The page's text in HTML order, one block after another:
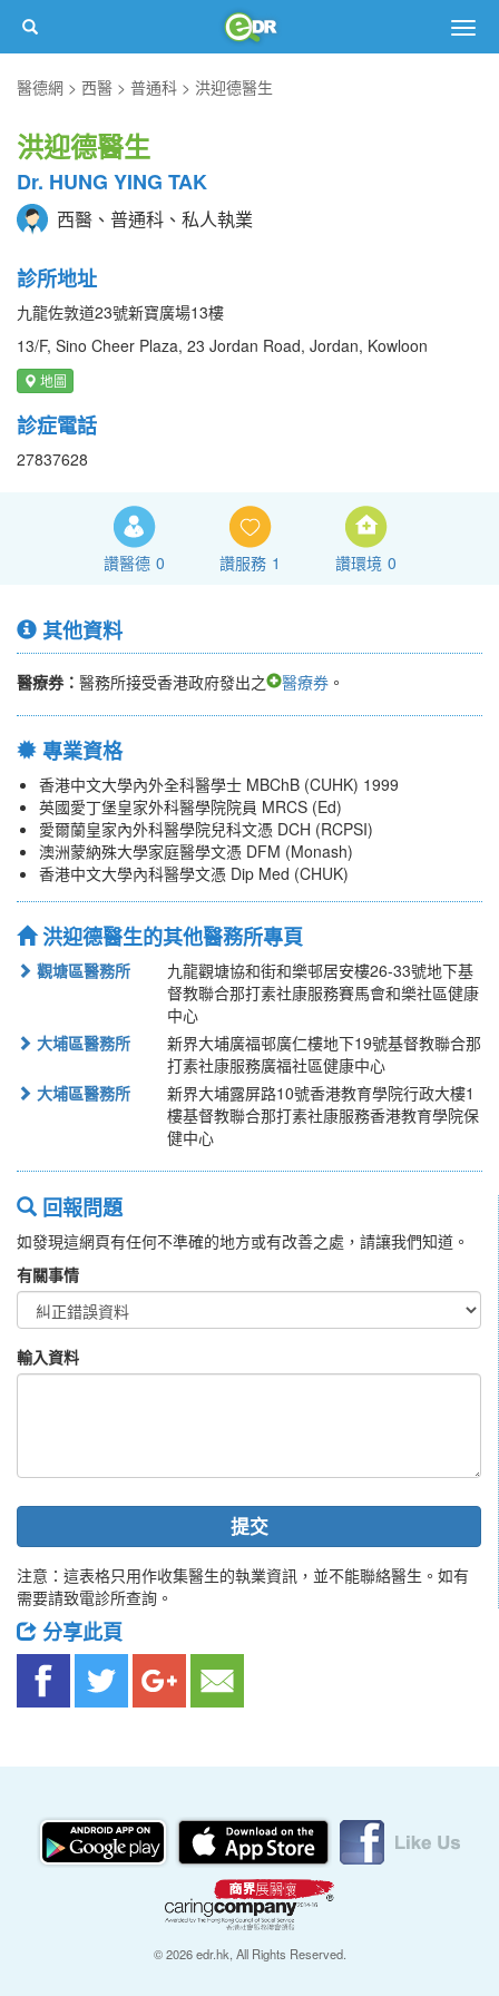
醫德網
西醫 普通科 洪迎德醫生
洪迎德醫生
Dr. HUNG YING TAK
西醫、普通科、私人執業
診所地址
九龍佐敦道23號新寶廣場13樓
13/F, Sino Cheer Plaza, 23 Jordan Road, Jordan, Kowloon
地圖
診症電話
27837628
讚醫德 0 讚服務 1 讚環境 0
其他資料
醫療券： 醫務所接受香港政府發出之 醫療券 。
專業資格
香港中文大學內外全科醫學士 MBChB (CUHK) 1999
英國愛丁堡皇家外科醫學院院員 MRCS (Ed)
愛爾蘭皇家內外科醫學院兒科文憑 DCH (RCPSI)
澳洲蒙納殊大學家庭醫學文憑 DFM (Monash)
香港中文大學內科醫學文憑 Dip Med (CHUK)
洪迎德醫生的其他醫務所專頁
觀塘區醫務所
九龍觀塘協和街和樂邨居安樓26-33號地下基
督教聯合那打素社康服務賽馬會和樂社區健康
中心
大埔區醫務所
新界大埔廣福邨廣仁樓地下19號基督教聯合那
打素社康服務廣福社區健康中心
大埔區醫務所
新界大埔露屏路10號香港教育學院行政大樓1
樓基督教聯合那打素社康服務香港教育學院保
健中心
回報問題
如發現這網頁有任何不準確的地方或有改善之處，請讓我們知道。
有關事情
輸入資料
提交
注意：這表格只用作收集醫生的執業資訊，並不能聯絡醫生。如有
需要請致電診所查詢。
分享此頁
© 2026 edr.hk, All Rights Reserved.